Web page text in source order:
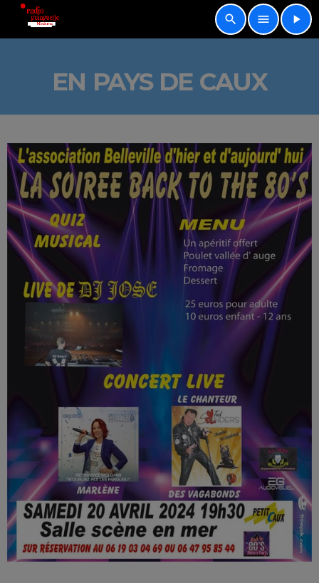
search menu play_arrow
EN PAYS DE CAUX